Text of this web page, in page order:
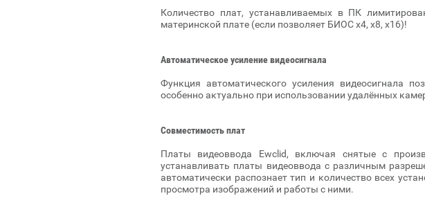
Количество плат, устанавливаемых в ПК
материнской плате (если позволяет БИОС x4, x8, x16)!
Автоматическое усиление видеосигнала
Функция автоматического усиления видеосигнала
особенно актуально при использовании удалённых
Совместимость плат
Платы видеоввода Ewclid, включая снятые с
устанавливать платы видеоввода с различным
автоматически распознает тип и количество всех
просмотра изображений и работы с ними.